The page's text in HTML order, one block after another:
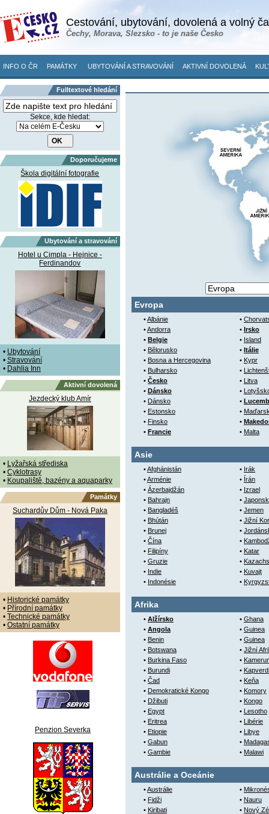
Cestování, ubytování, dovolená a volný
Čechy, Morava, Slezsko - to je naše Česko
INFO O ČR PAMÁTKY UBYTOVÁNÍ A STRAVOVÁNÍ AKTIVNÍ DOVOLENÁ
Fulltextové hledání
Sekce, kde hledat:
Doporučujeme
Škola digitální fotografie
Ubytování a stravování
Hotel u Cimpla - Hejnice -
Ferdinandov
• Ubytování
• Stravování
• Dahlia Inn
Aktivní dovolená
Jezdecký klub Amír
• Lyžařská střediska
• Cyklotrasy
• Koupaliště, bazény a aquaparky
Památky
Suchardův Dům - Nová Paka
• Historické památky
• Přírodní památky
• Technické památky
• Ostatní památky
Penzion Severka
Evropa
•Albánie
•Andorra
• Belgie
• Bělorusko
• Bosna a Hercegovina
• Bulharsko
• Česko
• Dánsko
• Dánsko
• Estonsko
• Finsko
• Francie
•
• Irsko
• Island
• Itálie
• Kypr
•
• Litva
•
•
•
•
• Malta
Asie
•Afghánistán
•Arménie
• Ázerbajdžán
• Bahrajn
• Bangladéš
• Bhútán
• Brunej
• Čína
• Filipíny
• Gruzie
• Indie
• Indonésie
• Irák
• Írán
• Izrael
•
• Jemen
• Jižní
•
•
• Katar
•
• Kuvajt
•
Afrika
• Alžírsko
• Angola
• Benin
• Botswana
• Burkina Faso
• Burundi
• Čad
• Demokratické Kongo
• Džibuti
• Egypt
• Eritrea
• Etiopie
• Gabun
• Gambie
• Ghana
• Guinea
• Guinea
• Jižní
•
•
• Keňa
• Komory
• Kongo
• Lesotho
• Libérie
• Libye
•
• Malawi
Austrálie a Oceánie
•Austrálie
• Fidži
• Kiribati
•
• Nauru
• Nový